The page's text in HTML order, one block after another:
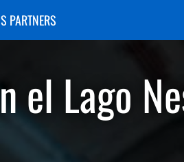
PARTNERS
el Lago